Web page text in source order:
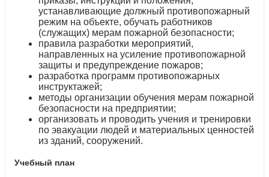
устанавливающие должный противопожарный
режим на объекте, обучать работников
(служащих) мерам пожарной безопасности;
правила разработки мероприятий,
направленных на усиление противопожарной
защиты и предупреждение пожаров;
разработка программ противопожарных
инструктажей;
методы организации обучения мерам пожарной
безопасности на предприятии;
организовать и проводить учения и тренировки
по эвакуации людей и материальных ценностей
из зданий, сооружений.
Учебный план